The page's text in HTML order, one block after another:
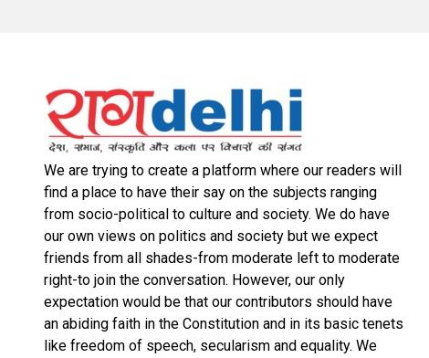
We are trying to create a platform where our readers will
find a place to have their say on the subjects ranging
from socio-political to culture and society. We do have
our own views on politics and society but we expect
friends from all shades-from moderate left to moderate
right-to join the conversation. However, our only
expectation would be that our contributors should have
an abiding faith in the Constitution and in its basic tenets
like freedom of speech, secularism and equality. We